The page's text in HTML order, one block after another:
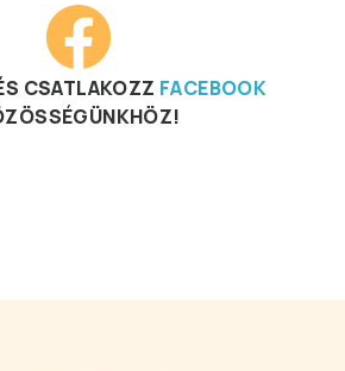
CSATLAKOZZ FACEBOOK